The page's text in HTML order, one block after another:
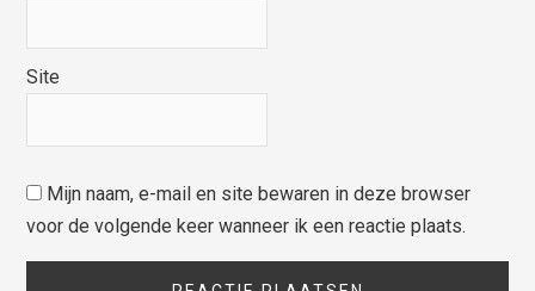
Site
Mijn naam, e-mail en site bewaren in deze browser
voor de volgende keer wanneer ik een reactie plaats.